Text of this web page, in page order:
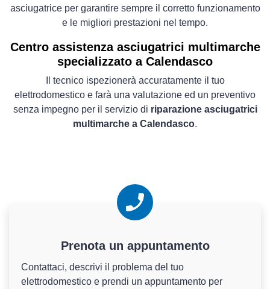
asciugatrice per garantire sempre il corretto funzionamento
e le migliori prestazioni nel tempo.
Centro assistenza asciugatrici multimarche
specializzato a Calendasco
Il tecnico ispezionerà accuratamente il tuo
elettrodomestico e farà una valutazione ed un preventivo
senza impegno per il servizio di riparazione asciugatrici
multimarche a Calendasco.
Prenota un appuntamento
Contattaci, descrivi il problema del tuo
elettrodomestico e prendi un appuntamento per